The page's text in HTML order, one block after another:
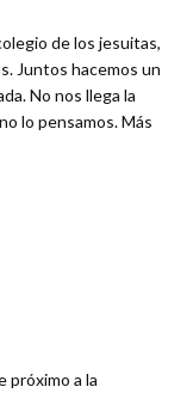
de los jesuitas,
Juntos hacemos un
No nos llega la
lo pensamos. Más
próximo a la